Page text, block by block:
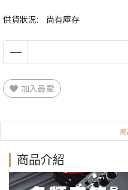
供貨狀況: 尚有庫存
加入最愛
商品介紹